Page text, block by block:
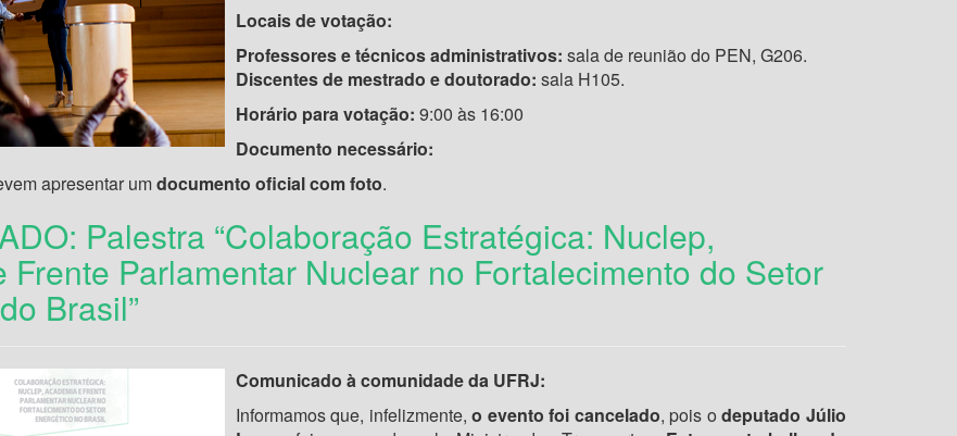
Locais de votação:
Professores e técnicos administrativos: sala de reunião do PEN, G206.
Discentes de mestrado e doutorado: sala H105.
Horário para votação: 9:00 às 16:00
Documento necessário:
apresentar umdocumento oficial com foto.
Palestra “Colaboração Estratégica: Nuclep,
Frente Parlamentar Nuclear no Fortalecimento do Setor
Brasil”
Comunicado à comunidade da UFRJ:
Informamos que, infelizmente,o evento foi cancelado, pois odeputado Júlio